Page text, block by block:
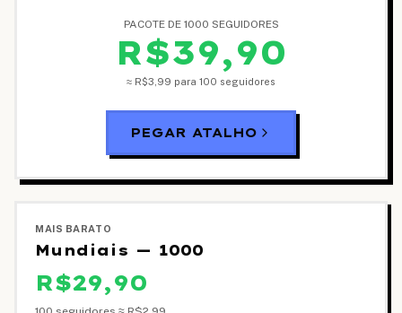
PACOTE DE 1000 SEGUIDORES
R$39,90
≈ R$3,99 para 100 seguidores
PEGAR ATALHO
MAIS BARATO
Mundiais — 1000
R$29,90